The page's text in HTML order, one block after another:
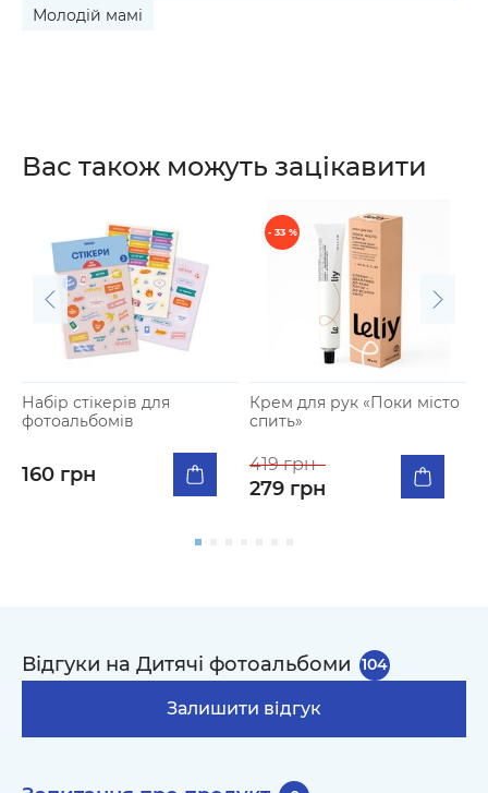
Молодій мамі
Вас також можуть зацікавити
Набір стікерів для
фотоальбомiв
160 грн
- 33 %
Крем для рук «Поки місто
спить»
419 грн
279 грн
Відгуки на Дитячі фотоальбоми 104
Залишити відгук